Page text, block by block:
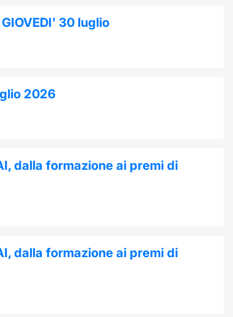
30 luglio
2026
dalla formazione ai premi di
dalla formazione ai premi di